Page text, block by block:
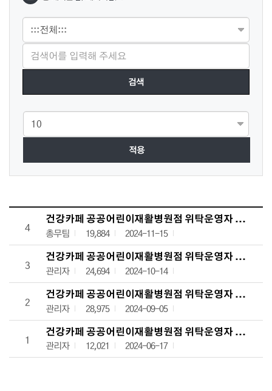
적용
입찰공고 목록으로 번호, 제목, 작성자, 조회수,등록일, 첨부파일로
4
건강카페 공공어린이재활병원점 위탁운영자 모집 4
총무팀 19,884 2024-11-15
3
건강카페 공공어린이재활병원점 위탁운영자 모집 3
관리자 24,694 2024-10-14
2
건강카페 공공어린이재활병원점 위탁운영자 모집 2
관리자 28,975 2024-09-05
1
건강카페 공공어린이재활병원점 위탁운영자 모집 공
관리자 12,021 2024-06-17